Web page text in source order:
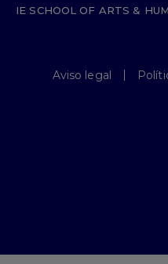
IE SCHOOL OF ARTS &
Aviso legal